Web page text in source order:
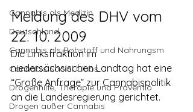
Cannabis als Medizin
Deutschland
Cannabis als Rohstoff und Nahrungsm
Cannabis Social Clubs
Drogenhilfe, Therapie und Präventio
Drogen außer Cannabis
Meldung des DHV vom
22. 10. 2009
Die Linksfraktion im
niedersächsischen Landtag hat eine
“Große Anfrage” zur Cannabispolitik
an die Landesregierung gerichtet.